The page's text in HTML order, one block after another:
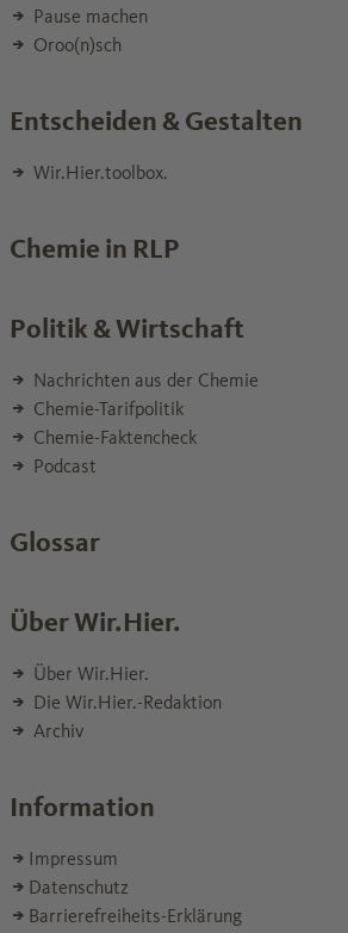
Pause machen
Oroo(n)sch
Entscheiden & Gestalten
Wir.Hier.toolbox.
Chemie in RLP
Politik & Wirtschaft
Nachrichten aus der Chemie
Chemie-Tarifpolitik
Chemie-Faktencheck
Podcast
Glossar
Über Wir.Hier.
Über Wir.Hier.
Die Wir.Hier.-Redaktion
Archiv
Information
Impressum
Datenschutz
Barrierefreiheits-Erklärung